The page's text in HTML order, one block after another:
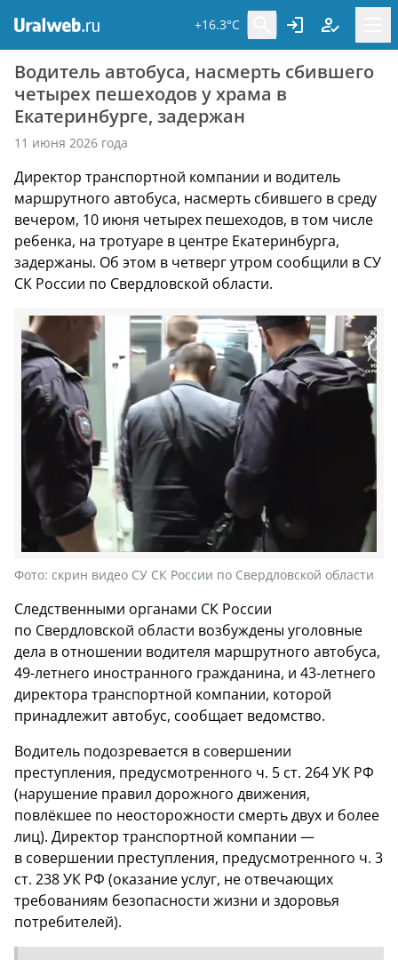
+16.3°C
Водитель автобуса, насмерть сбившего
четырех пешеходов у храма в
Екатеринбурге, задержан
11 июня 2026 года
Директор транспортной компании и водитель
маршрутного автобуса, насмерть сбившего в среду
вечером, 10 июня четырех пешеходов, в том числе
ребенка, на тротуаре в центре Екатеринбурга,
задержаны. Об этом в четверг утром сообщили в СУ
СК России по Свердловской области.
Фото: скрин видео СУ СК России по Свердловской области
Следственными органами СК России
по Свердловской области возбуждены уголовные
дела в отношении водителя маршрутного автобуса,
49-летнего иностранного гражданина, и 43-летнего
директора транспортной компании, которой
принадлежит автобус, сообщает ведомство.
Водитель подозревается в совершении
преступления, предусмотренного ч. 5 ст. 264 УК РФ
(нарушение правил дорожного движения,
повлёкшее по неосторожности смерть двух и более
лиц). Директор транспортной компании —
в совершении преступления, предусмотренного ч. 3
ст. 238 УК РФ (оказание услуг, не отвечающих
требованиям безопасности жизни и здоровья
потребителей).